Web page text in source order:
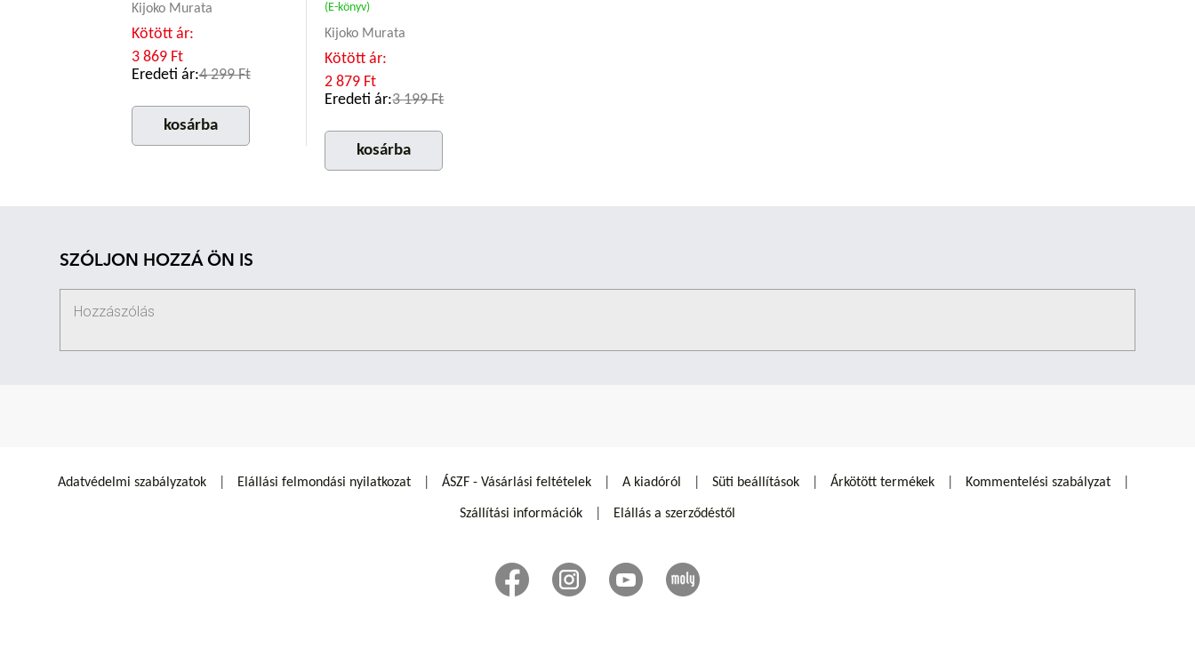
Kijoko Murata
Kötött ár:
3 869 Ft
Eredeti ár:4 299 Ft
kosárba
(E-könyv)
Kijoko Murata
Kötött ár:
2 879 Ft
Eredeti ár:3 199 Ft
kosárba
SZÓLJON HOZZÁ ÖN IS
Adatvédelmi szabályzatok Elállási felmondási nyilatkozat ÁSZF - Vásárlási feltételek A kiadóról Süti beállítások Árkötött termékek Kommentelési szabályzat
Szállítási információk Elállás a szerződéstől